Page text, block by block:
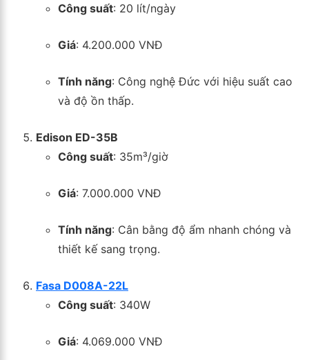
Công suất: 20 lít/ngày
Giá: 4.200.000 VNĐ
Tính năng: Công nghệ Đức với hiệu suất cao
và độ ồn thấp.
Edison ED-35B
Công suất: 35m³/giờ
Giá: 7.000.000 VNĐ
Tính năng: Cân bằng độ ẩm nhanh chóng và
thiết kế sang trọng.
Fasa D008A-22L
Công suất: 340W
Giá: 4.069.000 VNĐ